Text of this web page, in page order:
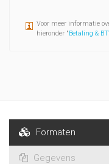
Voor meer informatie
hieronder "Betaling &
Formaten
Gegevens